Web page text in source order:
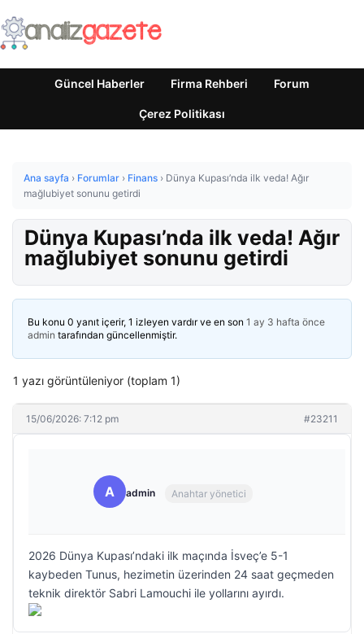
Güncel Haberler Firma Rehberi Forum
Çerez Politikası
Ana sayfa › Forumlar › Finans › Dünya Kupası’nda ilk veda! Ağır
mağlubiyet sonunu getirdi
Dünya Kupası’nda ilk veda! Ağır
mağlubiyet sonunu getirdi
Bu konu 0 yanıt içerir, 1 izleyen vardır ve en son 1 ay 3 hafta önce
admin tarafından güncellenmiştir.
1 yazı görüntüleniyor (toplam 1)
15/06/2026: 7:12 pm #23211
A admin Anahtar yönetici
2026 Dünya Kupası’ndaki ilk maçında İsveç’e 5-1
kaybeden Tunus, hezimetin üzerinden 24 saat geçmeden
teknik direktör Sabri Lamouchi ile yollarını ayırdı.